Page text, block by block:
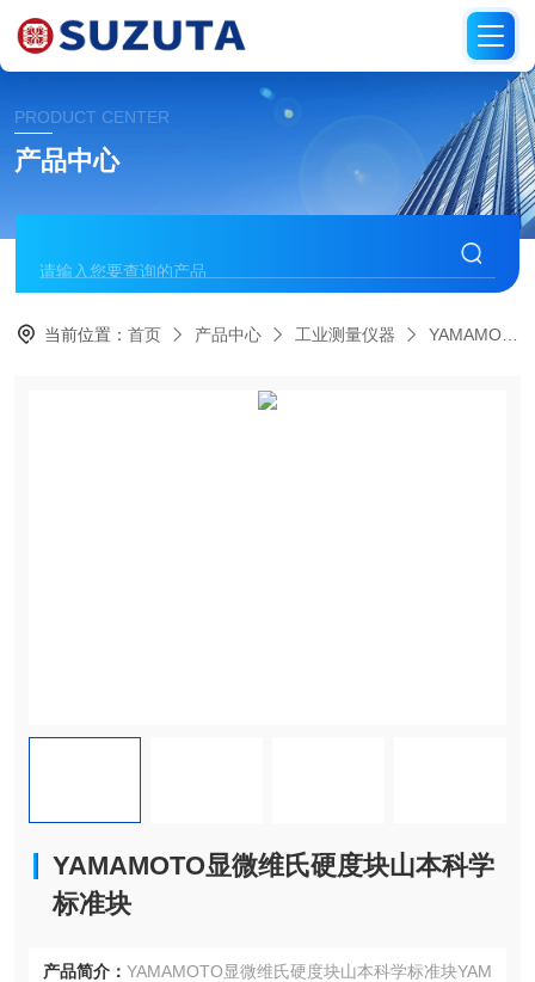
PRODUCT CENTER
产品中心
当前位置：首页 产品中心 工业测量仪器 YAMAMOTO山本科学工具
YAMAMOTO‌显微维氏硬度块山本科学
标准块
产品简介： YAMAMOTO‌显微维氏硬度块山本科学标准块YAM